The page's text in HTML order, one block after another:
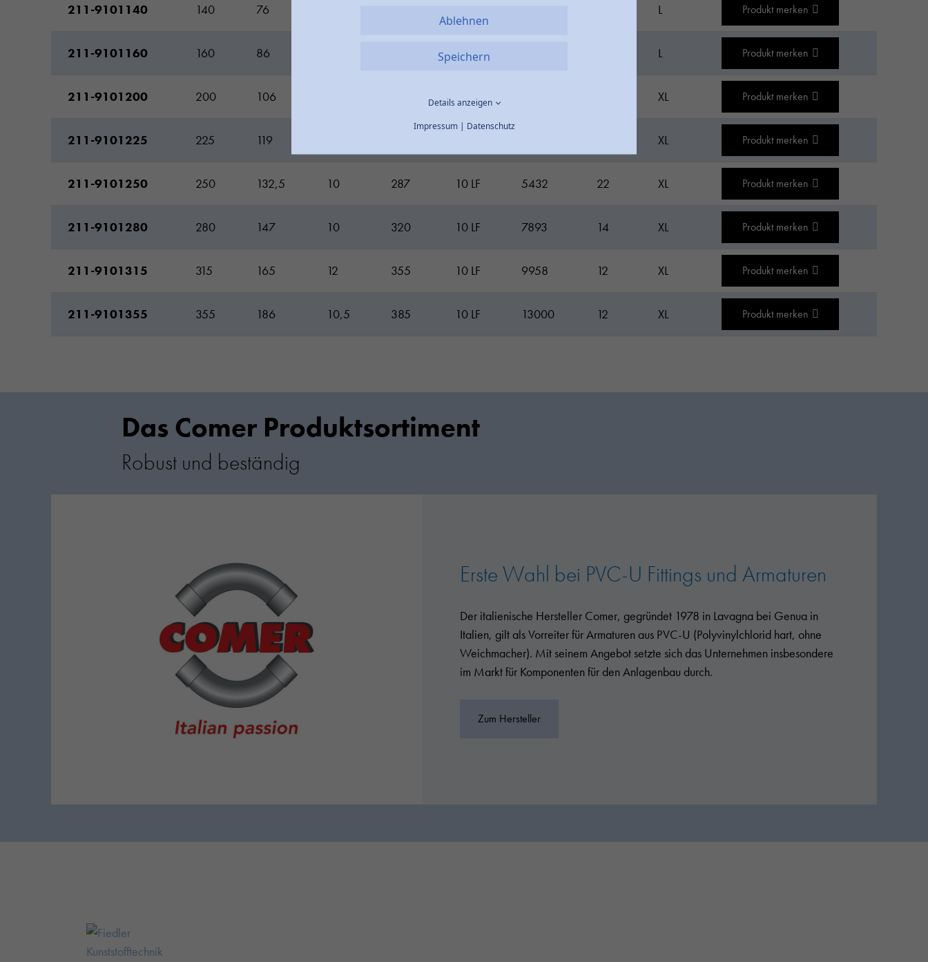
211-9101140 140 76 L Produkt merken
211-9101160 160 86 16 L Produkt merken
211-9101200 200 106 XL Produkt merken
211-9101225 225 119 XL Produkt merken
211-9101250 250 132,5 10 287 10 LF 5432 22 XL Produkt merken
211-9101280 280 147 10 320 10 LF 7893 14 XL Produkt merken
211-9101315 315 165 12 355 10 LF 9958 12 XL Produkt merken
211-9101355 355 186 10,5 385 10 LF 13000 12 XL Produkt merken
Das Comer Produktsortiment
Robust und beständig
Erste Wahl bei PVC-U Fittings und Armaturen
Der italienische Hersteller Comer, gegründet 1978 in Lavagna bei Genua in
Italien, gilt als Vorreiter für Armaturen aus PVC-U (Polyvinylchlorid hart, ohne
Weichmacher). Mit seinem Angebot setzte sich das Unternehmen insbesondere
im Markt für Komponenten für den Anlagenbau durch.
Zum Hersteller
Ablehnen
Speichern
Details anzeigen
Impressum| Datenschutz